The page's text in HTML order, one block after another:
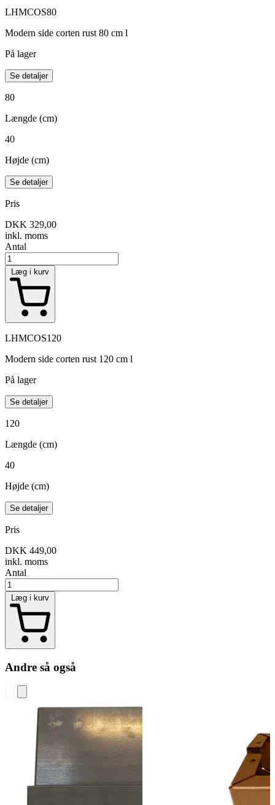
LHMCOS80
Modern side corten rust 80 cm l
På lager
Se detaljer
80
Længde (cm)
40
Højde (cm)
Se detaljer
Pris
DKK 329,00
inkl. moms
Antal
Læg i kurv
LHMCOS120
Modern side corten rust 120 cm l
På lager
Se detaljer
120
Længde (cm)
40
Højde (cm)
Se detaljer
Pris
DKK 449,00
inkl. moms
Antal
Læg i kurv
Andre så også